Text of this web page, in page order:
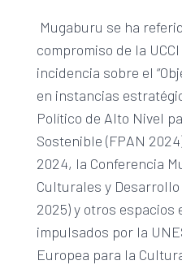
Mugaburu se ha
compromiso de la
incidencia sobre el
en instancias
Político de Alto Nivel
Sostenible (FPAN
2024, la Conferencia
Culturales y
2025) y otros espacios
impulsados por la
Europea para la